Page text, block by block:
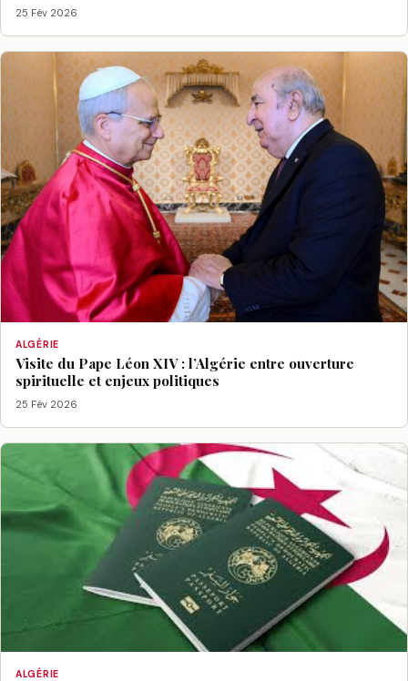
25 Fév 2026
ALGÉRIE
Visite du Pape Léon XIV : l’Algérie entre ouverture
spirituelle et enjeux politiques
25 Fév 2026
ALGÉRIE